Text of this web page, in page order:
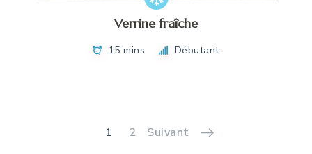
Verrine fraîche
15 mins Débutant
1 2 Suivant